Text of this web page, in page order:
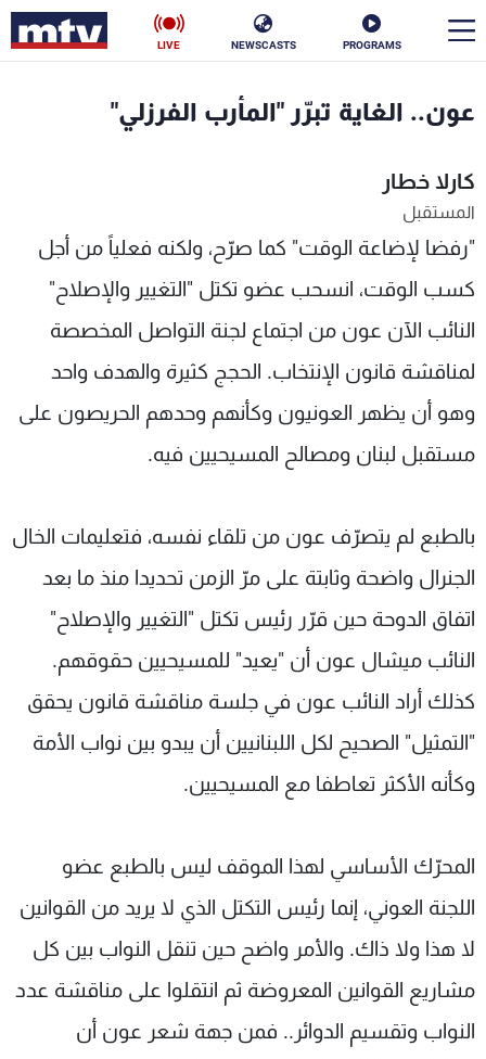
PROGRAMS
NEWSCASTS
LIVE
عون.. الغاية تبرّر "المأرب الفرزلي"
كارلا خطار
المستقبل
"رفضا لإضاعة الوقت" كما صرّح، ولكنه فعلياً من أجل
كسب الوقت، انسحب عضو تكتل "التغيير والإصلاح"
النائب الآن عون من اجتماع لجنة التواصل المخصصة
لمناقشة قانون الإنتخاب. الحجج كثيرة والهدف واحد
وهو أن يظهر العونيون وكأنهم وحدهم الحريصون على
مستقبل لبنان ومصالح المسيحيين فيه.
بالطبع لم يتصرّف عون من تلقاء نفسه، فتعليمات الخال
الجنرال واضحة وثابتة على مرّ الزمن تحديدا منذ ما بعد
اتفاق الدوحة حين قرّر رئيس تكتل "التغيير والإصلاح"
النائب ميشال عون أن "يعيد" للمسيحيين حقوقهم.
كذلك أراد النائب عون في جلسة مناقشة قانون يحقق
"التمثيل" الصحيح لكل اللبنانيين أن يبدو بين نواب الأمة
وكأنه الأكثر تعاطفا مع المسيحيين.
المحرّك الأساسي لهذا الموقف ليس بالطبع عضو
اللجنة العوني، إنما رئيس التكتل الذي لا يريد من القوانين
لا هذا ولا ذاك. والأمر واضح حين تنقل النواب بين كل
مشاريع القوانين المعروضة ثم انتقلوا على مناقشة عدد
النواب وتقسيم الدوائر.. فمن جهة شعر عون أن
الأخبار
سياسة
إقتصاد فن
منوعات رياضة
البرامج
الترددات
عن MTV
الإنـتـاج
لاعلاناتكم
وظائف
تواصل معنا
شروط الإسـتخدام